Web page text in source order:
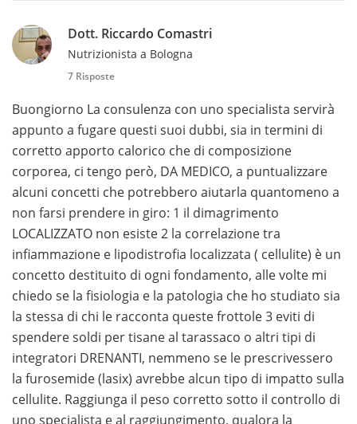
Dott. Riccardo Comastri
Nutrizionista a Bologna
7 Risposte
Buongiorno La consulenza con uno specialista servirà
appunto a fugare questi suoi dubbi, sia in termini di
corretto apporto calorico che di composizione
corporea, ci tengo però, DA MEDICO, a puntualizzare
alcuni concetti che potrebbero aiutarla quantomeno a
non farsi prendere in giro: 1 il dimagrimento
LOCALIZZATO non esiste 2 la correlazione tra
infiammazione e lipodistrofia localizzata ( cellulite) è un
concetto destituito di ogni fondamento, alle volte mi
chiedo se la fisiologia e la patologia che ho studiato sia
la stessa di chi le racconta queste frottole 3 eviti di
spendere soldi per tisane al tarassaco o altri tipi di
integratori DRENANTI, nemmeno se le prescrivessero
la furosemide (lasix) avrebbe alcun tipo di impatto sulla
cellulite. Raggiunga il peso corretto sotto il controllo di
uno specialista e al raggiungimento, qualora la